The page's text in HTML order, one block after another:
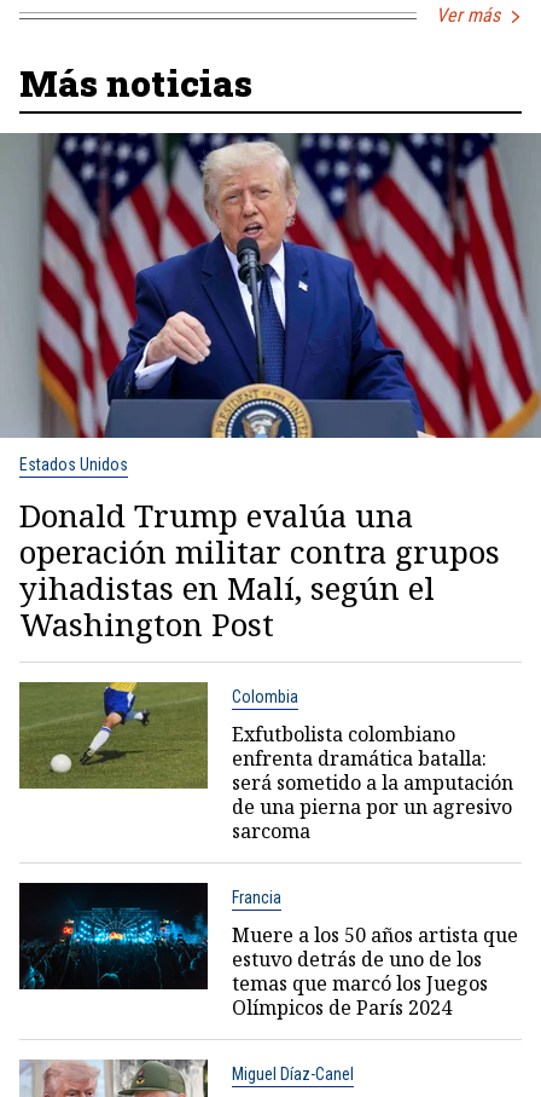
Ver más
Más noticias
Estados Unidos
Donald Trump evalúa una
operación militar contra grupos
yihadistas en Malí, según el
Washington Post
Colombia
Exfutbolista colombiano
enfrenta dramática batalla:
será sometido a la amputación
de una pierna por un agresivo
sarcoma
Francia
Muere a los 50 años artista que
estuvo detrás de uno de los
temas que marcó los Juegos
Olímpicos de París 2024
Miguel Díaz-Canel